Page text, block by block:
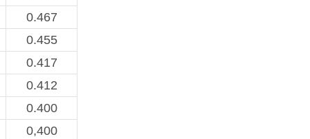
0.467
0.455
0.417
0.412
0.400
0,400